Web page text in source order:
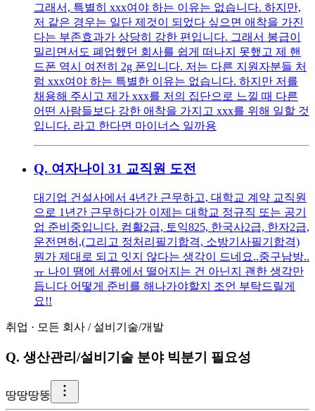
그래서, 특별히 xxx여야 하는 이유는 없습니다. 하지만,
저 같은 경우는 일단 제것이 되었다 싶으면 애착을 가진
다는 부존효과가 상당히 강한 편입니다. 그래서 봉급이
밀리면서도 폐업했던 회사를 쉽게 떠나지 못했고 제 핸
드폰 역시 여전히 2g 폰입니다. 저는 다른 지원자분들 처
럼 xxx여야 하는 특별한 이유는 없습니다. 하지만 저를
채용해 주시고 제가 xxx를 저의 집단으로 느낄 때 다른
어떤 사람들보다 강한 애착을 가지고 xxx를 위해 일할 것
입니다. 라고 한다면 마이너스 일까용
Q. 여자나이 31 교직원 도전
대기업 건설사에서 4년간 근무하고, 대학교 계약 교직원
으로 1년간 근무하다가 이제는 대학교 정규직 또는 공기
업 준비중입니다. 컴활2급, 토익825, 한국사2급, 한자2급,
운전면허,(그리고 정처리필기합격, 소방기사필기합격)
뭔가 제대로 되고 잇지 않다는 생각이 드네요..중구남방..
ㅠ 나이 땜에 서류에서 떨어지는 건 아닌지 괜한 생각만
듭니다 어떻게 준비를 해나가야할지 조언 부탁드릴게
요!!
취업 · 모든 회사 / 설비기술/개발
Q. 생산관리/설비기술 분야 빅분기 필요성
땅땅땅뚱